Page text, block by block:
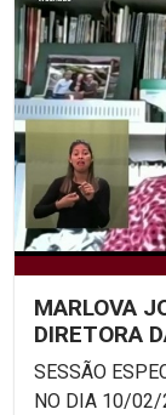
MARLOVA
DIRETORA
PARTICIPA
SESSÃO
NO DIA 10/02/